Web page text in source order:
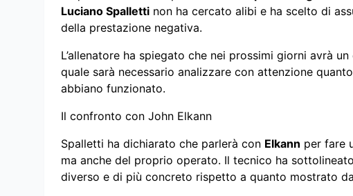
Luciano Spalletti non ha cercato alibi e ha scelto di
della prestazione negativa.
L’allenatore ha spiegato che nei prossimi giorni avrà
quale sarà necessario analizzare con attenzione
abbiano funzionato.
Il confronto con John Elkann
Spalletti ha dichiarato che parlerà con Elkann per fare
ma anche del proprio operato. Il tecnico ha
diverso e di più concreto rispetto a quanto mostrato